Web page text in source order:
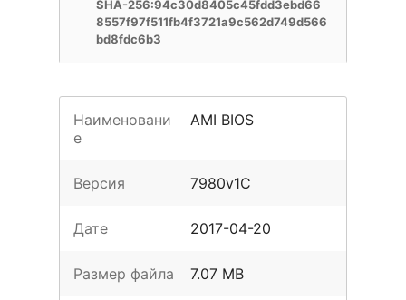
SHA-256:94c30d8405c45fdd3ebd66
8557f97f511fb4f3721a9c562d749d566
bd8fdc6b3
Наименовани
е
AMI BIOS
Версия 7980v1C
Дате 2017-04-20
Размер файла 7.07 MB